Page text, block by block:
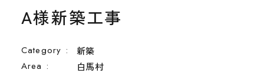
新着情報
A様新築工事
Category : 新築
Area : 白馬村